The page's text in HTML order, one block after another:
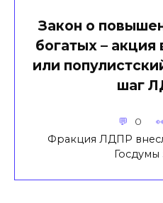
Закон о
богатых – акция
или
шаг
0
Фракция ЛДПР
Госдумы